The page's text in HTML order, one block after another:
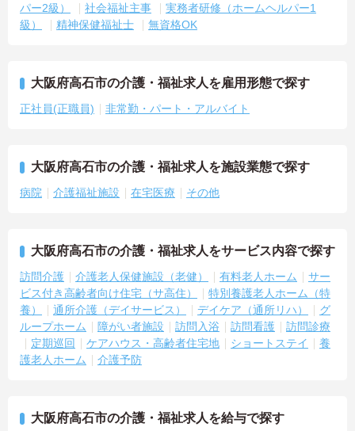
パー2級）
社会福祉主事
実務者研修（ホームヘルパー1
級）
精神保健福祉士 無資格OK
大阪府高石市の介護・福祉求人を雇用形態で探す
正社員(正職員) 非常勤・パート・アルバイト
大阪府高石市の介護・福祉求人を施設業態で探す
病院 介護福祉施設 在宅医療 その他
大阪府高石市の介護・福祉求人をサービス内容で探す
訪問介護 介護老人保健施設（老健） 有料老人ホーム
サー
ビス付き高齢者向け住宅（サ高住）
特別養護老人ホーム（特
養）
通所介護（デイサービス） デイケア（通所リハ）
グ
ループホーム
障がい者施設 訪問入浴 訪問看護
訪問診療
定期巡回
ケアハウス・高齢者住宅地 ショートステイ
養
護老人ホーム
介護予防
大阪府高石市の介護・福祉求人を給与で探す